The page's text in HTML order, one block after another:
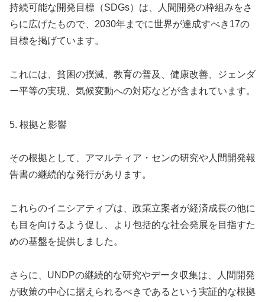
持続可能な開発目標（SDGs）は、人間開発の枠組みをさ
らに広げたもので、2030年までに世界が達成すべき17の
目標を掲げています。
これには、貧困の撲滅、教育の普及、健康改善、ジェンダ
ー平等の実現、気候変動への対応などが含まれています。
5. 根拠と影響
その根拠として、アマルティア・センの研究や人間開発報
告書の継続的な発行があります。
これらのイニシアティブは、政策立案者が経済成長の他に
も目を向けるよう促し、より包括的な社会発展を目指すた
めの基盤を提供しました。
さらに、UNDPの継続的な研究やデータ収集は、人間開発
が政策の中心に据えられるべきであるという実証的な根拠